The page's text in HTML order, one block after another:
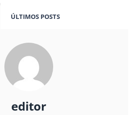
ÚLTIMOS POSTS
editor